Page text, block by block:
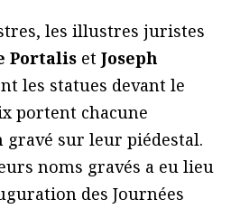
les illustres juristes
Portalis et Joseph
les statues devant le
portent chacune
sur leur piédestal.
noms gravés a eu lieu
des Journées